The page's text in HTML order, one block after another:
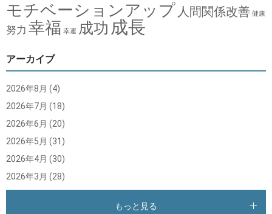
モチベーションアップ 人間関係改善 健康
努力 幸福 幸運 成功 成長
アーカイブ
2026年8月 (4)
2026年7月 (18)
2026年6月 (20)
2026年5月 (31)
2026年4月 (30)
2026年3月 (28)
もっと見る